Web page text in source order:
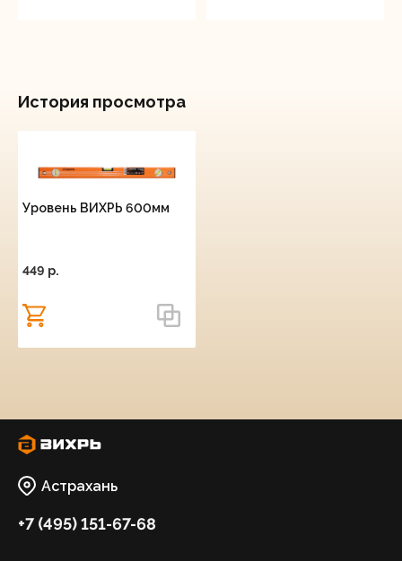
История просмотра
Уровень ВИХРЬ 600мм
449 p.
Астрахань
+7 (495) 151-67-68